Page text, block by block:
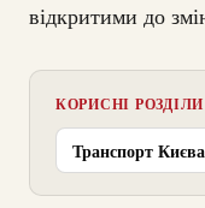
відкритими до
КОРИСНІ
Транспорт Києва